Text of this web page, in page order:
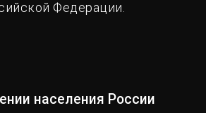
Федерации.
населения России